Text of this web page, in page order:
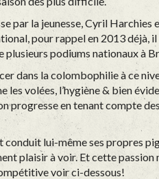
par la jeunesse, Cyril
pour rappel en 2013 déjà,
plusieurs podiums nationaux à
dans la colombophilie à ce
les volées, l’hygiène & bien
progresse en tenant
lui-même ses propres
plaisir à voir. Et cette passion
voir ci-dessous!